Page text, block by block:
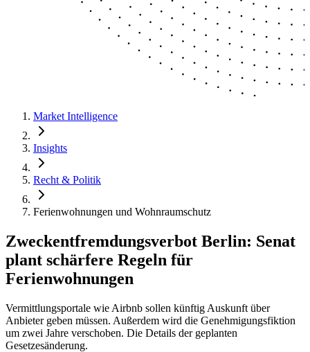
Market Intelligence
Insights
Recht & Politik
Ferienwohnungen und Wohnraumschutz
Zweckentfremdungsverbot Berlin: Senat
plant schärfere Regeln für
Ferienwohnungen
Vermittlungsportale wie Airbnb sollen künftig Auskunft über
Anbieter geben müssen. Außerdem wird die Genehmigungsfiktion
um zwei Jahre verschoben. Die Details der geplanten
Gesetzesänderung.